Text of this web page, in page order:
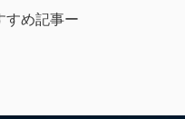
すめ記事ー